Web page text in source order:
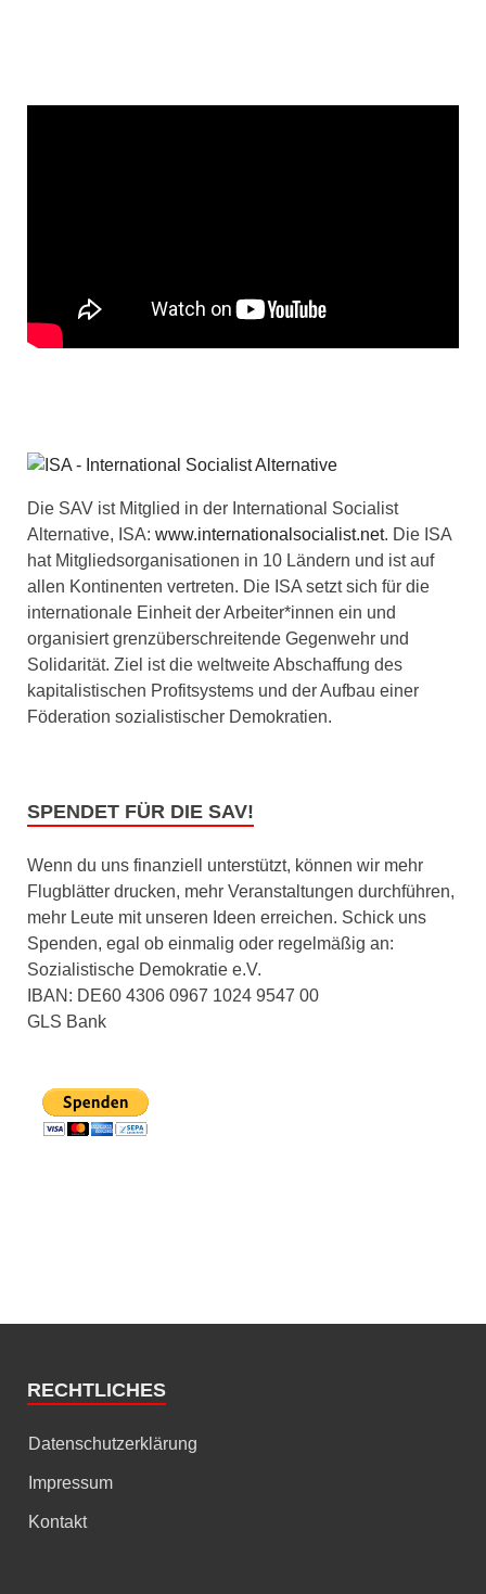
Die SAV ist Mitglied in der International Socialist
Alternative, ISA: www.internationalsocialist.net. Die ISA
hat Mitgliedsorganisationen in 10 Ländern und ist auf
allen Kontinenten vertreten. Die ISA setzt sich für die
internationale Einheit der Arbeiter*innen ein und
organisiert grenzüberschreitende Gegenwehr und
Solidarität. Ziel ist die weltweite Abschaffung des
kapitalistischen Profitsystems und der Aufbau einer
Föderation sozialistischer Demokratien.
SPENDET FÜR DIE SAV!
Wenn du uns finanziell unterstützt, können wir mehr
Flugblätter drucken, mehr Veranstaltungen durchführen,
mehr Leute mit unseren Ideen erreichen. Schick uns
Spenden, egal ob einmalig oder regelmäßig an:
Sozialistische Demokratie e.V.
IBAN: DE60 4306 0967 1024 9547 00
GLS Bank
RECHTLICHES
Datenschutzerklärung
Impressum
Kontakt